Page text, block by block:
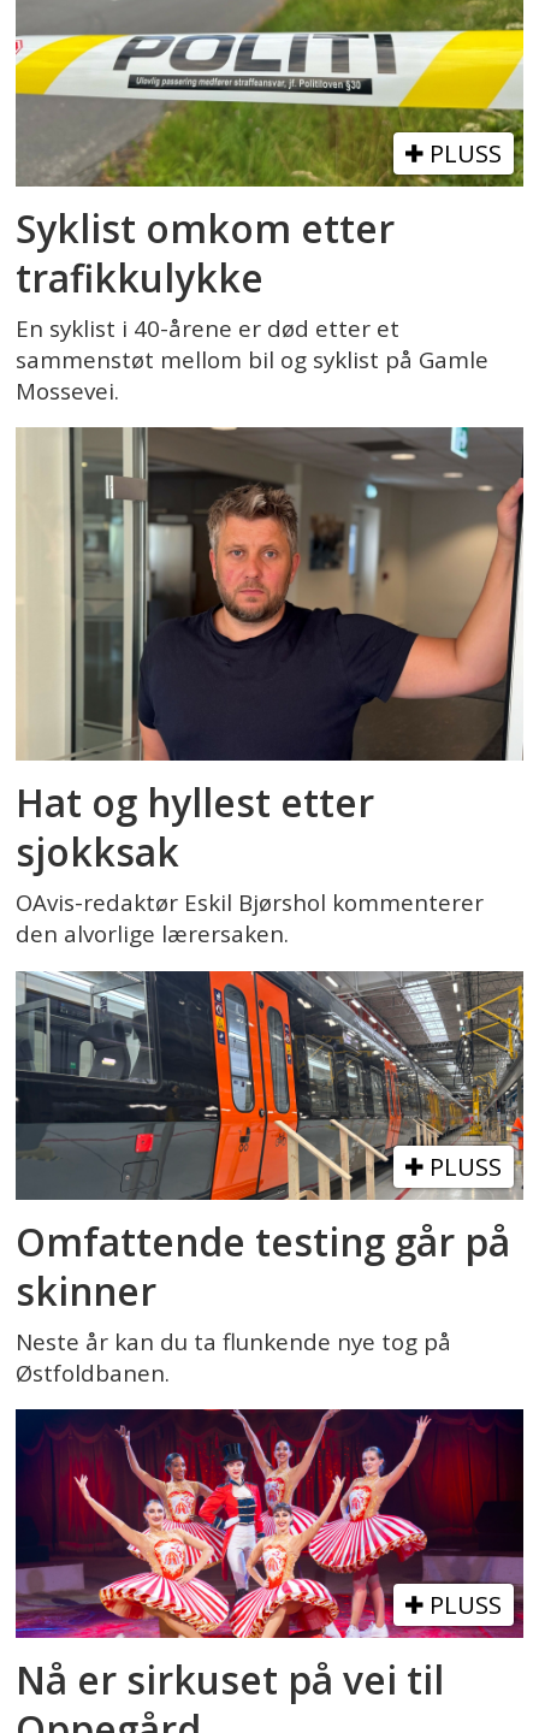
PLUSS
Syklist omkom etter
trafikkulykke
En syklist i 40-årene er død etter et
sammenstøt mellom bil og syklist på Gamle
Mossevei.
Hat og hyllest etter
sjokksak
OAvis-redaktør Eskil Bjørshol kommenterer
den alvorlige lærersaken.
PLUSS
Omfattende testing går på
skinner
Neste år kan du ta flunkende nye tog på
Østfoldbanen.
PLUSS
Nå er sirkuset på vei til